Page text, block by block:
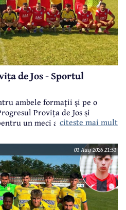
de Jos - Sportul
ambele formații și pe o
Provița de Jos și
un meci amical.citeste mai mult
01 Aug 2026 21:51